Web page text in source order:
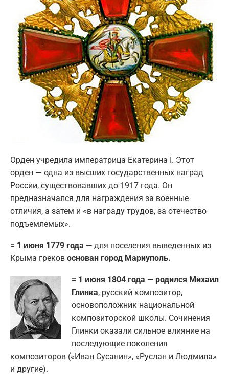
Орден учредила императрица Екатерина I. Этот
орден — одна из высших государственных наград
России, существовавших до 1917 года. Он
предназначался для награждения за военные
отличия, а затем и «в награду трудов, за отечество
подъемлемых».
= 1 июня 1779 года — для поселения выведенных из
Крыма греков основан город Мариуполь.
= 1 июня 1804 года — родился Михаил
Глинка, русский композитор,
основоположник национальной
композиторской школы. Сочинения
Глинки оказали сильное влияние на
последующие поколения
композиторов («Иван Сусанин», «Руслан и Людмила»
и другие).